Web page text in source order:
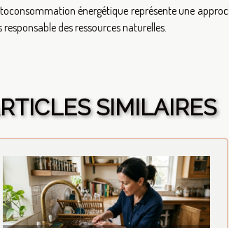
énergétique représente une
responsable des ressources naturelles.
SIMILAIRES